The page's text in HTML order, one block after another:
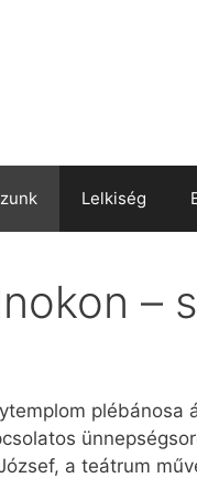
Lelkiség
–
a teátrum